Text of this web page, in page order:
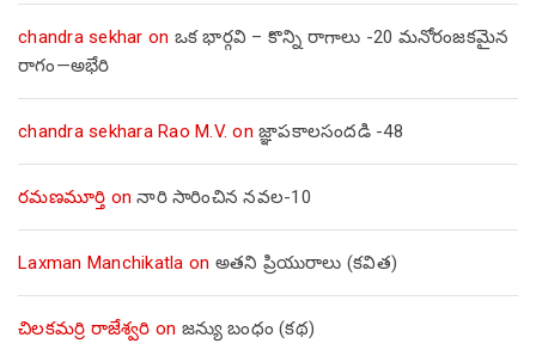
chandra sekhar on ఒక భార్గవి – కొన్ని రాగాలు -20 మనోరంజకమైన
రాగం—అభేరి
chandra sekhara Rao M.V. on జ్ఞాపకాలసందడి -48
రమణమూర్తి onనారి సారించిన నవల-10
Laxman Manchikatla on అతని ప్రియురాలు (కవిత)
చిలకమర్రి రాజేశ్వరి on జన్యు బంధం (కథ)